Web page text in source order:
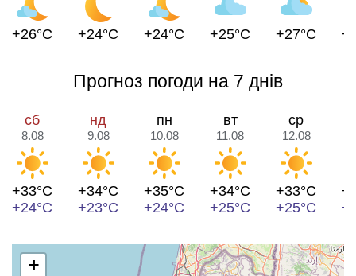
+26°C +24°C +24°C +25°C +27°C
Прогноз погоди на 7 днів
сб
8.08
+33°C
+24°C
нд
9.08
+34°C
+23°C
пн
10.08
+35°C
+24°C
вт
11.08
+34°C
+25°C
ср
12.08
+33°C
+25°C
+